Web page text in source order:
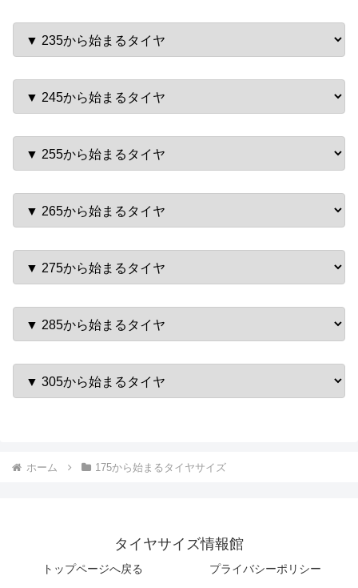
ホーム 175から始まるタイヤサイズ
タイヤサイズ情報館
トップページへ戻る プライバシーポリシー